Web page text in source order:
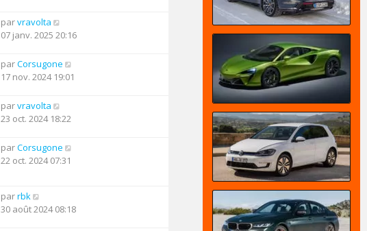
parvravolta
07 janv. 2025 20:16
parCorsugone
17 nov. 2024 19:01
parvravolta
23 oct. 2024 18:22
parCorsugone
22 oct. 2024 07:31
parrbk
30 août 2024 08:18